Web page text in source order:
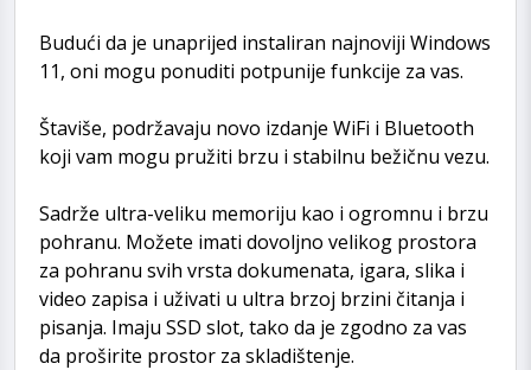
Budući da je unaprijed instaliran najnoviji Windows
11, oni mogu ponuditi potpunije funkcije za vas.
Štaviše, podržavaju novo izdanje WiFi i Bluetooth
koji vam mogu pružiti brzu i stabilnu bežičnu vezu.
Sadrže ultra-veliku memoriju kao i ogromnu i brzu
pohranu. Možete imati dovoljno velikog prostora
za pohranu svih vrsta dokumenata, igara, slika i
video zapisa i uživati u ultra brzoj brzini čitanja i
pisanja. Imaju SSD slot, tako da je zgodno za vas
da proširite prostor za skladištenje.